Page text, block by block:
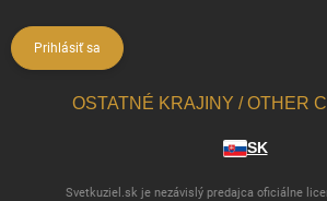
Prihlásiť sa
OSTATNÉ KRAJINY / OTHER
SK
Svetkuziel.sk je nezávislý predajca oficiálne